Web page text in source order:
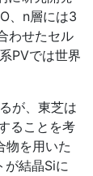
、n層には3
わせたセル
PVでは世界
が、東芝は
ることを考
物を用いた
が結晶Siに